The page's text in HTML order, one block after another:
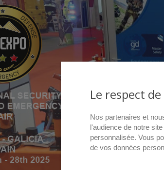
Le respect
Nos partenaires et
l'audience de notre
personnalisée. Vous
de vos données